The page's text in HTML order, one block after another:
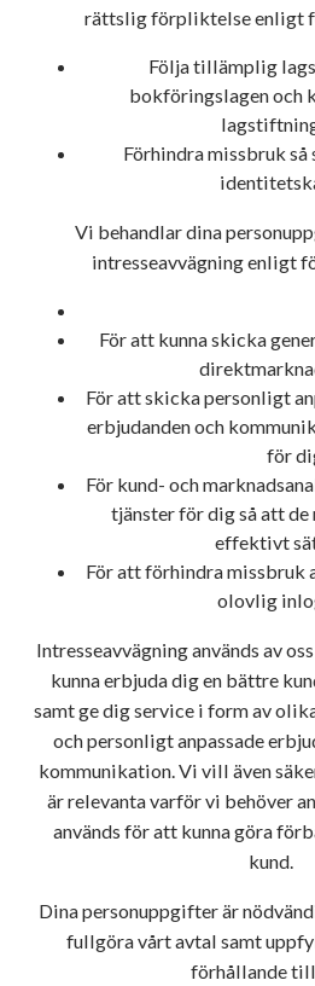
rättslig förpliktelse enligt
Följa tillämplig
bokföringslagen och
Förhindra missbruk
Vi behandlar dina
intresseavvägning enligt
För att kunna skicka
För att skicka personligt
erbjudanden och
för
För kund- och
tjänster för dig så att de
effektivt
För att förhindra missbruk
olovlig
Intresseavvägning används av
kunna erbjuda dig en bättre
samt ge dig service i form av
och personligt anpassade
kommunikation. Vi vill även
är relevanta varför vi behöver
används för att kunna göra
kund.
Dina personuppgifter är
fullgöra vårt avtal samt
förhållande